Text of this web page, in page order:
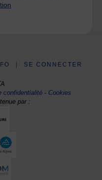
SE CONNECTER
confidentialité- Cookies
par :